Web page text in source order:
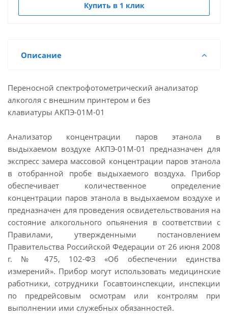
Купить в 1 клик
Описание
Переносной спектрофотометрический анализатор
алкоголя с внешним принтером и без
клавиатуры АКПЭ-01М-01
Анализатор концентрации паров этанола в
выдыхаемом воздухе АКПЭ-01М-01 предназначен для
экспресс замера массовой концентрации паров этанола
в отобранной пробе выдыхаемого воздуха. Прибор
обеспечивает количественное определение
концентрации паров этанола в выдыхаемом воздухе и
предназначен для проведения освидетельствования на
состояние алкогольного опьянения в соответствии с
Правилами, утвержденными постановлением
Правительства Российской Федерации от 26 июня 2008
г. № 475, 102-ФЗ «Об обеспечении единства
измерений». Прибор могут использовать медицинские
работники, сотрудники Госавтоинспекции, инспекции
по предрейсовым осмотрам или контролям при
выполнении ими служебных обязанностей.